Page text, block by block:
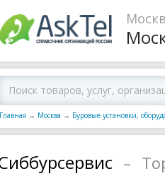
Главная → Москва → Буровые установки,
–